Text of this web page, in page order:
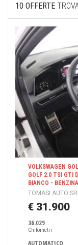
10 OFFERTE
VOLKSWAGEN
GOLF 2.0 TSI GTI
BIANCO -
TOMASI AUTO
€ 31.900
36.029
Chilometri
AUTOMATICO